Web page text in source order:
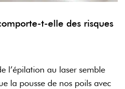
t-elle des risques
l’épilation au laser semble
la pousse de nos poils avec